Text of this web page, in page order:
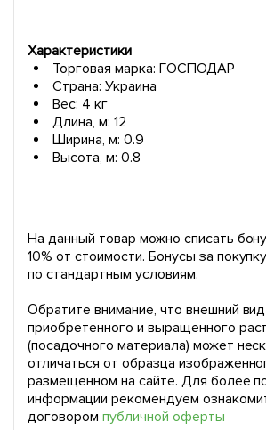
Характеристики
Торговая марка: ГОСПОДАР
Страна: Украина
Вес: 4 кг
Длина, м: 12
Ширина, м: 0.9
Высота, м: 0.8
На данный товар можно списать
10% от стоимости. Бонусы за
по стандартным условиям.
Обратите внимание, что внешний вид
приобретенного и выращенного
(посадочного материала) может
отличаться от образца
размещенном на сайте. Для более
информации рекомендуем
договором публичной оферты